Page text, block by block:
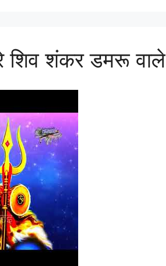
शिव शंकर डमरू वाले